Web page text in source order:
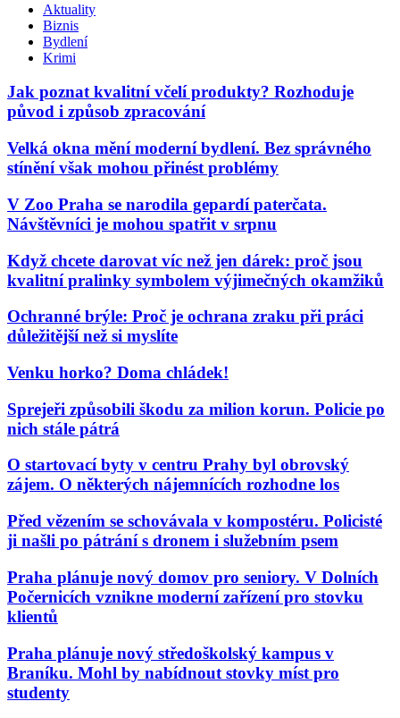
Aktuality
Biznis
Bydlení
Krimi
Jak poznat kvalitní včelí produkty? Rozhoduje
původ i způsob zpracování
Velká okna mění moderní bydlení. Bez správného
stínění však mohou přinést problémy
V Zoo Praha se narodila gepardí paterčata.
Návštěvníci je mohou spatřit v srpnu
Když chcete darovat víc než jen dárek: proč jsou
kvalitní pralinky symbolem výjimečných okamžiků
Ochranné brýle: Proč je ochrana zraku při práci
důležitější než si myslíte
Venku horko? Doma chládek!
Sprejeři způsobili škodu za milion korun. Policie po
nich stále pátrá
O startovací byty v centru Prahy byl obrovský
zájem. O některých nájemnících rozhodne los
Před vězením se schovávala v kompostéru. Policisté
ji našli po pátrání s dronem i služebním psem
Praha plánuje nový domov pro seniory. V Dolních
Počernicích vznikne moderní zařízení pro stovku
klientů
Praha plánuje nový středoškolský kampus v
Braníku. Mohl by nabídnout stovky míst pro
studenty